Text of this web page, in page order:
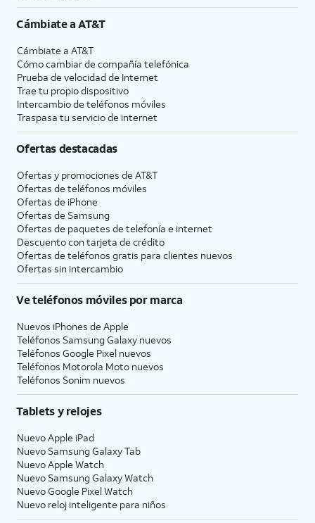
Cámbiate aAT&T
Cámbiate a AT&T
Cómo cambiar de compañía telefónica
Prueba de velocidad de Internet
Trae tu propio dispositivo
Intercambio de teléfonos móviles
Traspasa tu servicio de internet
Ofertas destacadas
Ofertas y promociones de AT&T
Ofertas de teléfonos móviles
Ofertas de iPhone
Ofertas de Samsung
Ofertas de paquetes de telefonía e internet
Descuento con tarjeta de crédito
Ofertas de teléfonos gratis para clientes nuevos
Ofertas sin intercambio
Ve teléfonos móviles por marca
Nuevos iPhones de Apple
Teléfonos Samsung Galaxy nuevos
Teléfonos Google Pixel nuevos
Teléfonos Motorola Moto nuevos
Teléfonos Sonim nuevos
Tablets y relojes
Nuevo Apple iPad
Nuevo Samsung Galaxy Tab
Nuevo Apple Watch
Nuevo Samsung Galaxy Watch
Nuevo Google Pixel Watch
Nuevo reloj inteligente para niños